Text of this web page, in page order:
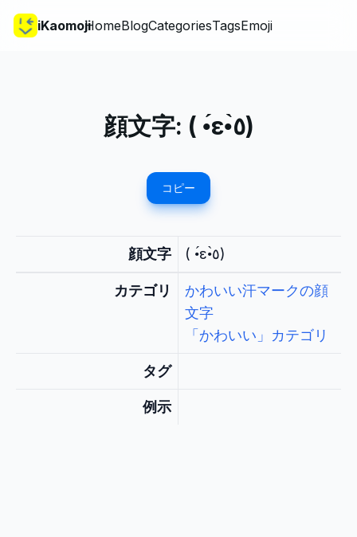
iKaomojiHomeBlogCategoriesTagsEmoji
顔文字: ( •́ε•̀٥)
コピー
顔文字 ( •́ε•̀٥)
カテゴリ
かわいい汗マークの顔
文字
「かわいい」カテゴリ
タグ
例示